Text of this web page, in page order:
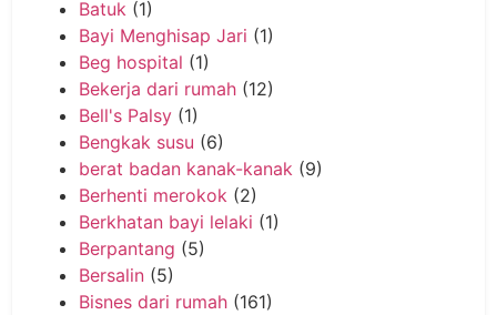
Batuk (1)
Bayi Menghisap Jari (1)
Beg hospital (1)
Bekerja dari rumah (12)
Bell's Palsy (1)
Bengkak susu (6)
berat badan kanak-kanak (9)
Berhenti merokok (2)
Berkhatan bayi lelaki (1)
Berpantang (5)
Bersalin (5)
Bisnes dari rumah (161)